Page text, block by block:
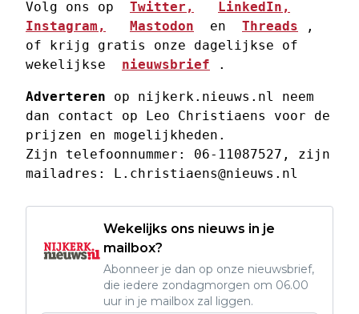
Volg ons op Twitter,
LinkedIn,
Instagram,
Mastodon
  en
Threads ,
of krijg gratis onze dagelijkse of
wekelijkse nieuwsbrief .
Adverteren op nijkerk.nieuws.nl neem
dan contact op Leo Christiaens voor de
prijzen en mogelijkheden.
Zijn telefoonnummer: 06-11087527, zijn
mailadres: L.christiaens@nieuws.nl
Wekelijks ons nieuws in je
mailbox?
Abonneer je dan op onze nieuwsbrief,
die iedere zondagmorgen om 06.00
uur in je mailbox zal liggen.